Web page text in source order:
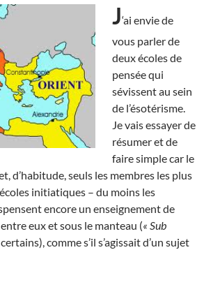
J‘ai envie de
vous parler de
deux écoles de
pensée qui
sévissent au sein
de l’ésotérisme.
Je vais essayer de
résumer et de
faire simple car le
d’habitude, seuls les membres les plus
initiatiques – du moins les
encore un enseignement de
eux et sous le manteau (« Sub
comme s’il s’agissait d’un sujet